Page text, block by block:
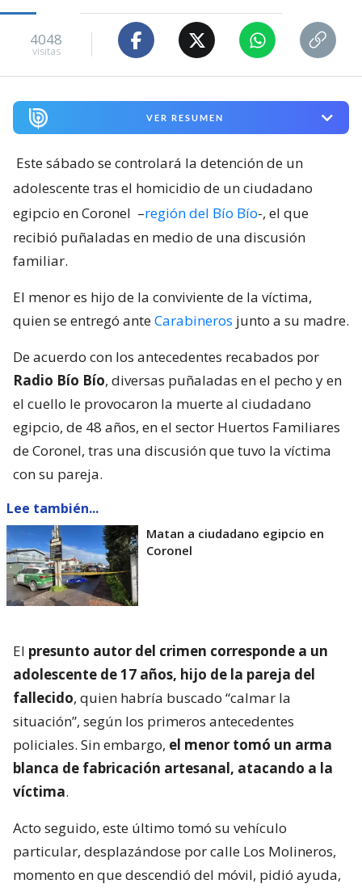
4048
visitas
VER RESUMEN
Este sábado se controlará la detención de un
adolescente tras el homicidio de un ciudadano
egipcio en Coronel –región del Bío Bío-, el que
recibió puñaladas en medio de una discusión
familiar.
El menor es hijo de la conviviente de la víctima,
quien se entregó anteCarabineros junto a su madre.
De acuerdo con los antecedentes recabados por
Radio Bío Bío, diversas puñaladas en el pecho y en
el cuello le provocaron la muerte al ciudadano
egipcio, de 48 años, en el sector Huertos Familiares
de Coronel, tras una discusión que tuvo la víctima
con su pareja.
Lee también...
Matan a ciudadano egipcio en
Coronel
El presunto autor del crimen corresponde a un
adolescente de 17 años, hijo de la pareja del
fallecido, quien habría buscado “calmar la
situación”, según los primeros antecedentes
policiales. Sin embargo, el menor tomó un arma
blanca de fabricación artesanal, atacando a la
víctima.
Acto seguido, este último tomó su vehículo
particular, desplazándose por calle Los Molineros,
momento en que descendió del móvil, pidió ayuda,